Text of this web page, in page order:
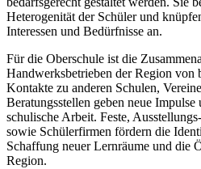
Heterogenität der Schüler und
Interessen und Bedürfnisse an.
Für die Oberschule ist die
Handwerksbetrieben der Region von
Kontakte zu anderen Schulen,
Beratungsstellen geben neue
schulische Arbeit. Feste,
sowie Schülerfirmen fördern die
Schaffung neuer Lernräume und die
Region.